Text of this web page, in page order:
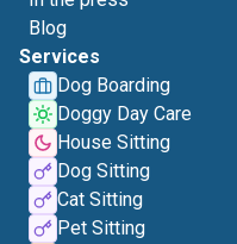
Blog
Services
Dog Boarding
Doggy Day Care
House Sitting
Dog Sitting
Cat Sitting
Pet Sitting